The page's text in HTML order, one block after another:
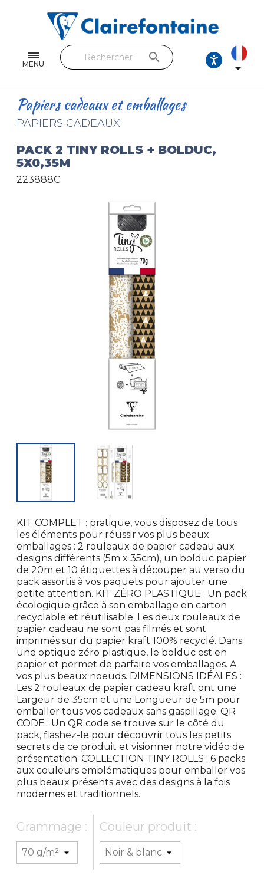
MENU
Feuilles & Copies
Beaux-arts & Dessin
Loisirs créatifs
Cuir & trousses
RETROUVEZ NOS COLLECTIONS
search

Papiers cadeaux et emballages
PAPIERS CADEAUX
PACK 2 TINY ROLLS + BOLDUC,
5X0,35M
223888C
KIT COMPLET : pratique, vous disposez de tous
les éléments pour réussir vos plus beaux
emballages : 2 rouleaux de papier cadeau aux
designs différents (5m x 35cm), un bolduc papier
de 20m et 10 étiquettes à découper au verso du
pack assortis à vos paquets pour ajouter une
petite attention. KIT ZÉRO PLASTIQUE : Un pack
écologique grâce à son emballage en carton
recyclable et réutilisable. Les deux rouleaux de
papier cadeau ne sont pas filmés et sont
imprimés sur du papier kraft 100% recyclé. Dans
une optique zéro plastique, le bolduc est en
papier et permet de parfaire vos emballages. A
vos plus beaux noeuds. DIMENSIONS IDÉALES :
Les 2 rouleaux de papier cadeau kraft ont une
Largeur de 35cm et une Longueur de 5m pour
emballer tous vos cadeaux sans gaspillage. QR
CODE : Un QR code se trouve sur le côté du
pack, flashez-le pour découvrir tous les petits
secrets de ce produit et visionner notre vidéo de
présentation. COLLECTION TINY ROLLS : 6 packs
aux couleurs emblématiques pour emballer vos
plus beaux présents avec des designs à la fois
modernes et traditionnels.
Grammage : Couleur produit :